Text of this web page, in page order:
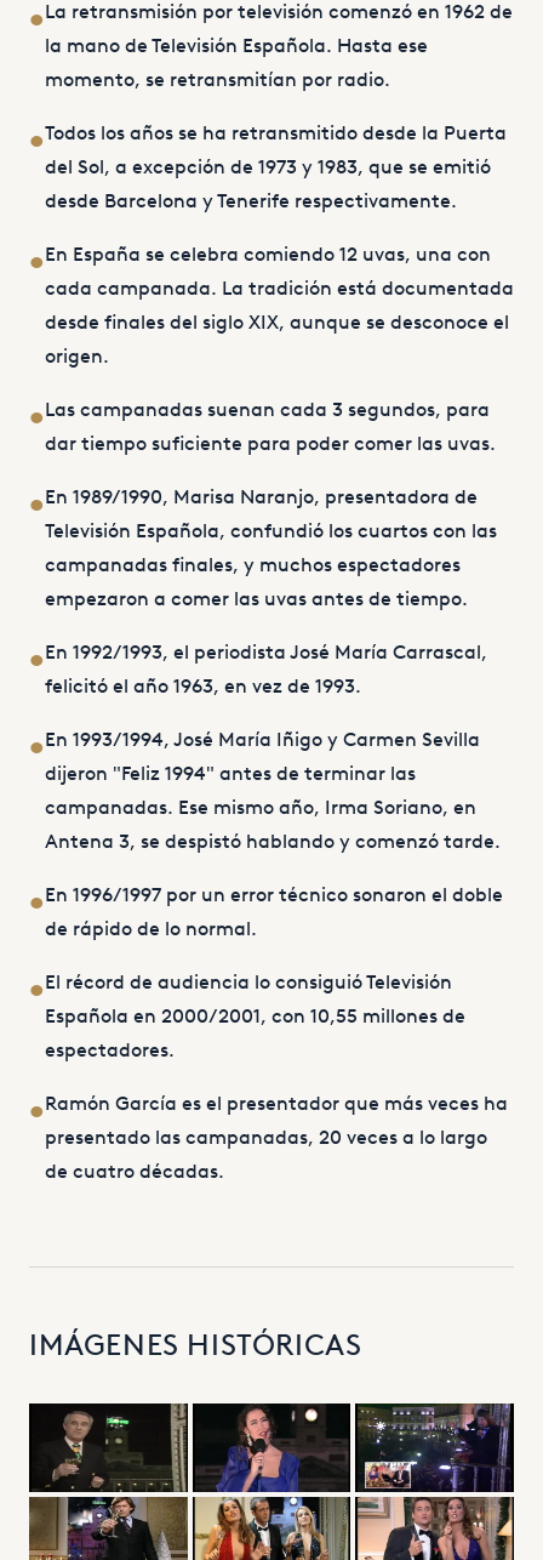
•La retransmisión por televisión comenzó en 1962 de
la mano de Televisión Española. Hasta ese
momento, se retransmitían por radio.
•Todos los años se ha retransmitido desde la Puerta
del Sol, a excepción de 1973 y 1983, que se emitió
desde Barcelona y Tenerife respectivamente.
•En España se celebra comiendo 12 uvas, una con
cada campanada. La tradición está documentada
desde finales del siglo XIX, aunque se desconoce el
origen.
•Las campanadas suenan cada 3 segundos, para
dar tiempo suficiente para poder comer las uvas.
•En 1989/1990, Marisa Naranjo, presentadora de
Televisión Española, confundió los cuartos con las
campanadas finales, y muchos espectadores
empezaron a comer las uvas antes de tiempo.
•En 1992/1993, el periodista José María Carrascal,
felicitó el año 1963, en vez de 1993.
•En 1993/1994, José María Iñigo y Carmen Sevilla
dijeron "Feliz 1994" antes de terminar las
campanadas. Ese mismo año, Irma Soriano, en
Antena 3, se despistó hablando y comenzó tarde.
•En 1996/1997 por un error técnico sonaron el doble
de rápido de lo normal.
•El récord de audiencia lo consiguió Televisión
Española en 2000/2001, con 10,55 millones de
espectadores.
•Ramón García es el presentador que más veces ha
presentado las campanadas, 20 veces a lo largo
de cuatro décadas.
IMÁGENES HISTÓRICAS